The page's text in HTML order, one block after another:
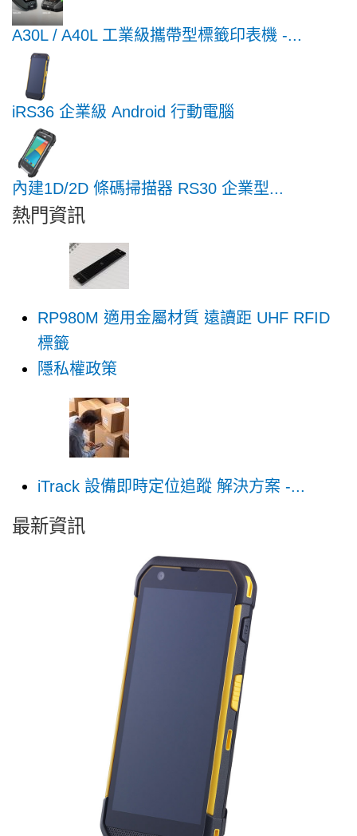
A30L / A40L 工業級攜帶型標籤印表機 -...
iRS36 企業級 Android 行動電腦
內建1D/2D 條碼掃描器 RS30 企業型...
熱門資訊
RP980M 適用金屬材質 遠讀距 UHF RFID
標籤
隱私權政策
iTrack 設備即時定位追蹤 解決方案 -...
最新資訊